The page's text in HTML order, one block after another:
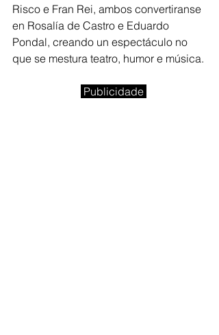
Risco e Fran Rei, ambos convertiranse
en Rosalía de Castro e Eduardo
Pondal, creando un espectáculo no
que se mestura teatro, humor e música.
Publicidade